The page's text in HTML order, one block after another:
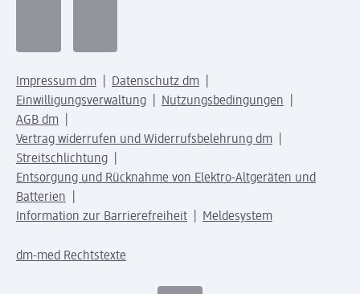
Impressum dm
Datenschutz dm
Einwilligungsverwaltung
Nutzungsbedingungen
AGB dm
Vertrag widerrufen und Widerrufsbelehrung dm
Streitschlichtung
Entsorgung und Rücknahme von Elektro-Altgeräten und
Batterien
Information zur Barrierefreiheit
Meldesystem
dm-med Rechtstexte